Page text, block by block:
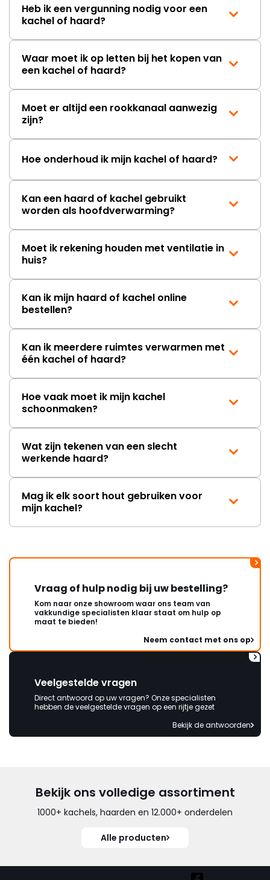
efficiënte verbranding.
Veiligheid en duurzaamheid zijn hierbij belangrijke
aandachtspunten. De MCZ Halo Air M+ voldoet aan
moderne Europese normen voor energiezuinigheid
en lage emissies, waaronder de Ecodesign‑richtlijnen.
Dit betekent dat de kachel efficiënt en schoon
verbrandt en geschikt is voor toekomstgerichte
toepassingen.
De combinatie van stijlvol design, geavanceerde
technologie, efficiënte warmteverspreiding en
aantrekkelijke keuze voor iedereen die warmte en
sfeer wil met moderne comfortfuncties. Het toestel
biedt niet alleen een krachtige en efficiënte
verwarming, maar draagt dankzij het ruime zicht op
het vuur en de stille werking ook bij aan een gezellige
en comfortabele woonervaring.
Heb ik een vergunning nodig voor een
kachel of haard?
Waar moet ik op letten bij het kopen van
een kachel of haard?
Moet er altijd een rookkanaal aanwezig
zijn?
Hoe onderhoud ik mijn kachel of haard?
Kan een haard of kachel gebruikt
worden als hoofdverwarming?
Moet ik rekening houden met ventilatie in
huis?
Kan ik mijn haard of kachel online
bestellen?
Kan ik meerdere ruimtes verwarmen met
één kachel of haard?
Hoe vaak moet ik mijn kachel
schoonmaken?
Wat zijn tekenen van een slecht
werkende haard?
Mag ik elk soort hout gebruiken voor
mijn kachel?
Vraag of hulp nodig bij uw bestelling?
Kom naar onze showroom waar ons team van
vakkundige specialisten klaar staat om hulp op
maat te bieden!
Neem contact met ons op
Veelgestelde vragen
Direct antwoord op uw vragen? Onze specialisten
hebben de veelgestelde vragen op een rijtje gezet
Bekijk de antwoorden
Bekijk ons volledige assortiment
1000+ kachels, haarden en 12.000+ onderdelen
Alle producten